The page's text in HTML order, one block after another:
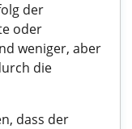
der
oder
weniger, aber
die
dass der